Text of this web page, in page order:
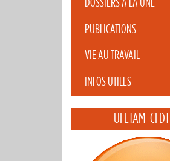
PUBLICATIONS
VIE AU TRAVAIL
INFOS UTILES
_____ UFETAM-CFDT